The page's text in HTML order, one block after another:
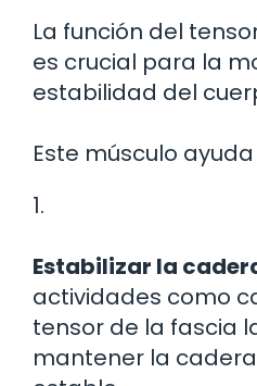
La función del
es crucial para la
estabilidad del
Este músculo ayuda
1.
Estabilizar la
actividades como
tensor de la fascia
mantener la